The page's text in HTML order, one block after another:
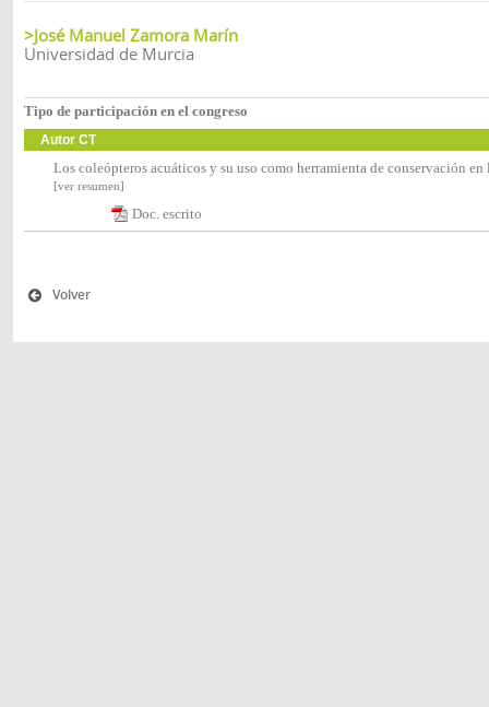
>José Manuel Zamora Marín
Universidad de Murcia
Tipo de participación en el congreso
Autor CT
Los coleópteros acuáticos y su uso como herramienta de conservación en
[ver resumen]
Doc. escrito
Volver